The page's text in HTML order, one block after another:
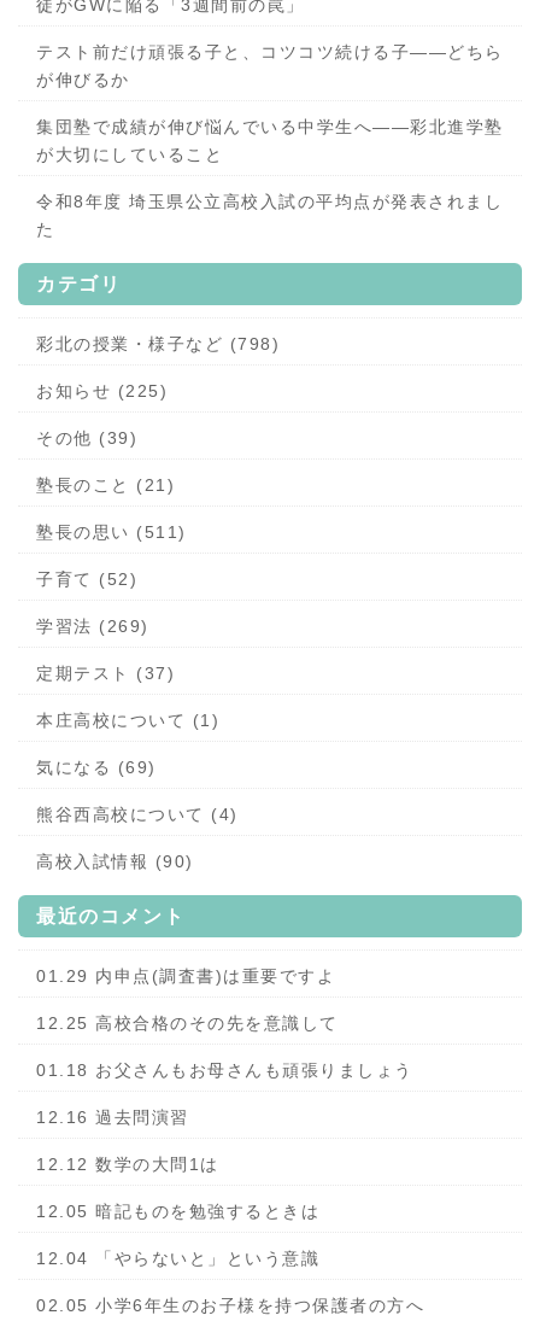
徒がGWに陥る「3週間前の罠」
テスト前だけ頑張る子と、コツコツ続ける子——どちら
が伸びるか
集団塾で成績が伸び悩んでいる中学生へ——彩北進学塾
が大切にしていること
令和8年度 埼玉県公立高校入試の平均点が発表されまし
た
カテゴリ
彩北の授業・様子など (798)
お知らせ (225)
その他 (39)
塾長のこと (21)
塾長の思い (511)
子育て (52)
学習法 (269)
定期テスト (37)
本庄高校について (1)
気になる (69)
熊谷西高校について (4)
高校入試情報 (90)
最近のコメント
01.29 内申点(調査書)は重要ですよ
12.25 高校合格のその先を意識して
01.18 お父さんもお母さんも頑張りましょう
12.16 過去問演習
12.12 数学の大問1は
12.05 暗記ものを勉強するときは
12.04 「やらないと」という意識
02.05 小学6年生のお子様を持つ保護者の方へ